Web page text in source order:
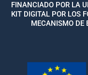
FINANCIADO POR LA
KIT DIGITAL POR LOS
MECANISMO DE